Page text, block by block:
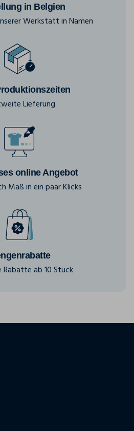
in Belgien
Werkstatt in Namen
Lieferung
online Angebot
Maß in ein paar Klicks
ab 10 Stück